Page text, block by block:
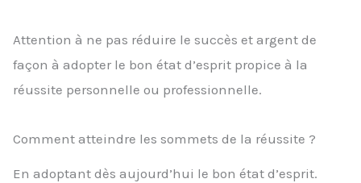
Attention à ne pas réduire le succès et argent de
façon à adopter le bon état d’esprit propice à la
réussite personnelle ou professionnelle.
Comment atteindre les sommets de la réussite ?
En adoptant dès aujourd’hui le bon état d’esprit.